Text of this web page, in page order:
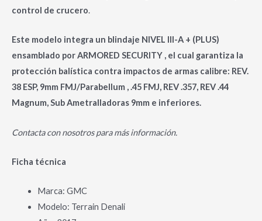
control de crucero.
Este modelo integra un blindaje NIVEL III-A + (PLUS)
ensamblado por ARMORED SECURITY , el cual garantiza la
protección balística contra impactos de armas calibre: REV.
38 ESP, 9mm FMJ/Parabellum , .45 FMJ, REV .357, REV .44
Magnum, Sub Ametralladoras 9mm e inferiores.
Contacta con nosotros para más información.
Ficha técnica
Marca: GMC
Modelo: Terrain Denali